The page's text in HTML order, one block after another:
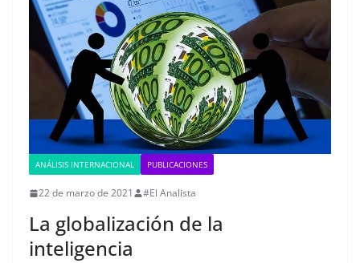
ANÁLISIS INTERNACIONAL PUBLICACIONES
22 de marzo de 2021 #El Analista
La globalización de la
inteligencia